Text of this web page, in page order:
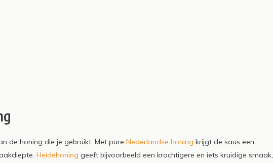
de honing die je gebruikt. Met pure Nederlandse honing krijgt de saus een
Heidehoning geeft bijvoorbeeld een krachtigere en iets kruidige smaak,